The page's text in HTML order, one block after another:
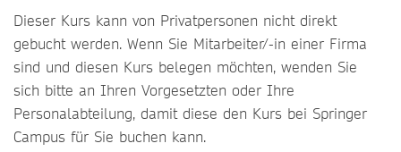
Dieser Kurs kann von Privatpersonen nicht direkt
gebucht werden. Wenn Sie Mitarbeiter/-in einer Firma
sind und diesen Kurs belegen möchten, wenden Sie
sich bitte an Ihren Vorgesetzten oder Ihre
Personalabteilung, damit diese den Kurs bei Springer
Campus für Sie buchen kann.